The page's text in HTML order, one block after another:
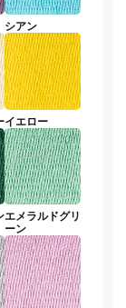
シアン
イエロー
エメラルドグリ
ーン